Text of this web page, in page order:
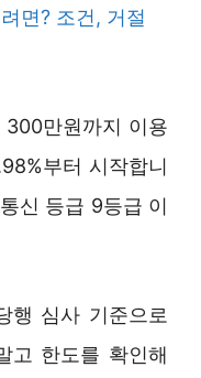
면? 조건, 거절
만원까지 이용
부터 시작합니
신 등급 9등급 이
행 심사 기준으로
고 한도를 확인해